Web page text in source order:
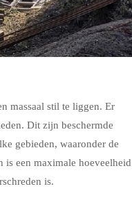
massaal stil te liggen. Er
Dit zijn beschermde
gebieden, waaronder de
is een maximale hoeveelheid
is.